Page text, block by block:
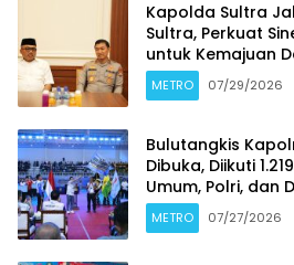
Kapolda Sultra
Sultra, Perkuat
untuk Kemajuan
METRO 07/29/2026
Bulutangkis
Dibuka, Diikuti
Umum, Polri, dan
METRO 07/27/2026